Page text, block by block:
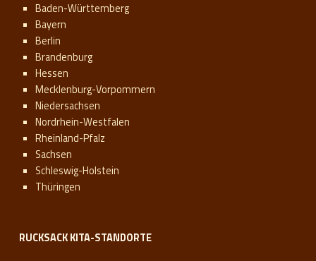
Baden-Württemberg
Bayern
Berlin
Brandenburg
Hessen
Mecklenburg-Vorpommern
Niedersachsen
Nordrhein-Westfalen
Rheinland-Pfalz
Sachsen
Schleswig-Holstein
Thüringen
RUCKSACK KITA-STANDORTE